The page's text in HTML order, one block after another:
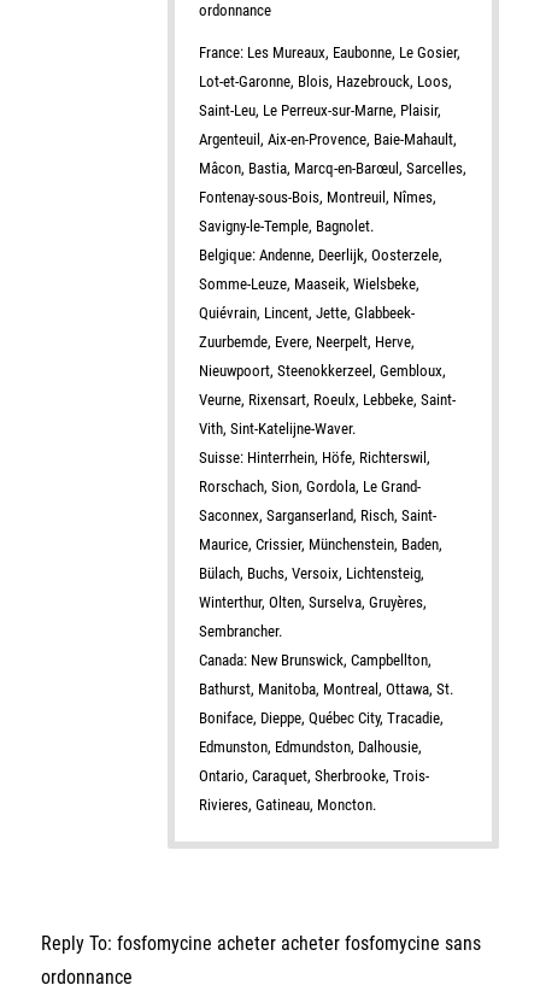
ordonnance
France: Les Mureaux, Eaubonne, Le Gosier,
Lot-et-Garonne, Blois, Hazebrouck, Loos,
Saint-Leu, Le Perreux-sur-Marne, Plaisir,
Argenteuil, Aix-en-Provence, Baie-Mahault,
Mâcon, Bastia, Marcq-en-Barœul, Sarcelles,
Fontenay-sous-Bois, Montreuil, Nîmes,
Savigny-le-Temple, Bagnolet.
Belgique: Andenne, Deerlijk, Oosterzele,
Somme-Leuze, Maaseik, Wielsbeke,
Quiévrain, Lincent, Jette, Glabbeek-
Zuurbemde, Evere, Neerpelt, Herve,
Nieuwpoort, Steenokkerzeel, Gembloux,
Veurne, Rixensart, Roeulx, Lebbeke, Saint-
Vith, Sint-Katelijne-Waver.
Suisse: Hinterrhein, Höfe, Richterswil,
Rorschach, Sion, Gordola, Le Grand-
Saconnex, Sarganserland, Risch, Saint-
Maurice, Crissier, Münchenstein, Baden,
Bülach, Buchs, Versoix, Lichtensteig,
Winterthur, Olten, Surselva, Gruyères,
Sembrancher.
Canada: New Brunswick, Campbellton,
Bathurst, Manitoba, Montreal, Ottawa, St.
Boniface, Dieppe, Québec City, Tracadie,
Edmunston, Edmundston, Dalhousie,
Ontario, Caraquet, Sherbrooke, Trois-
Rivieres, Gatineau, Moncton.
Reply To: fosfomycine acheter acheter fosfomycine sans
ordonnance